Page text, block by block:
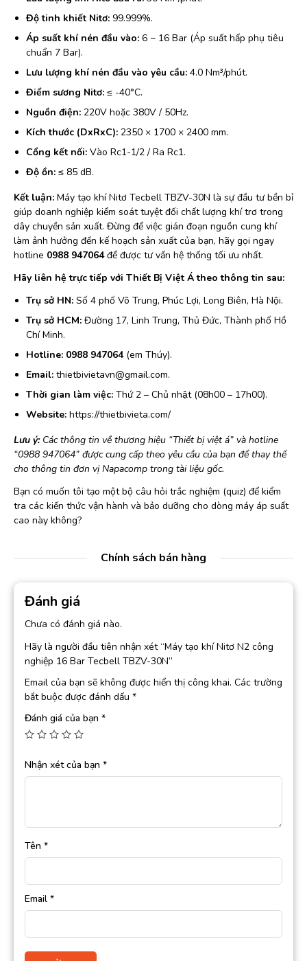
Độ tinh khiết Nitơ: 99.999%.
Áp suất khí nén đầu vào: 6 ~ 16 Bar (Áp suất hấp phụ tiêu
chuẩn 7 Bar).
Lưu lượng khí nén đầu vào yêu cầu: 4.0 Nm³/phút.
Điểm sương Nitơ: ≤ -40°C.
Nguồn điện: 220V hoặc 380V / 50Hz.
Kích thước (DxRxC): 2350 × 1700 × 2400 mm.
Cổng kết nối: Vào Rc1-1/2 / Ra Rc1.
Độ ồn: ≤ 85 dB.
Kết luận: Máy tạo khí Nitơ Tecbell TBZV-30N là sự đầu tư bền bỉ
giúp doanh nghiệp kiểm soát tuyệt đối chất lượng khí trơ trong
dây chuyền sản xuất. Đừng để việc gián đoạn nguồn cung khí
làm ảnh hưởng đến kế hoạch sản xuất của bạn, hãy gọi ngay
hotline 0988 947064để được tư vấn hệ thống tối ưu nhất.
Hãy liên hệ trực tiếp với Thiết Bị Việt Á theo thông tin sau:
Trụ sở HN: Số 4 phố Võ Trung, Phúc Lợi, Long Biên, Hà Nội.
Trụ sở HCM: Đường 17, Linh Trung, Thủ Đức, Thành phố Hồ
Chí Minh.
Hotline: 0988 947064(em Thúy).
Email: thietbivietavn@gmail.com.
Thời gian làm việc: Thứ 2 – Chủ nhật (08h00 – 17h00).
Website: https://thietbivieta.com/
Lưu ý: Các thông tin về thương hiệu “Thiết bị việt á” và hotline
“0988 947064” được cung cấp theo yêu cầu của bạn để thay thế
cho thông tin đơn vị Napacomp trong tài liệu gốc.
Bạn có muốn tôi tạo một bộ câu hỏi trắc nghiệm (quiz) để kiểm
tra các kiến thức vận hành và bảo dưỡng cho dòng máy áp suất
cao này không?
Chính sách bán hàng
Đánh giá
Chưa có đánh giá nào.
Hãy là người đầu tiên nhận xét “Máy tạo khí Nitơ N2 công
nghiệp 16 Bar Tecbell TBZV-30N”
Email của bạn sẽ không được hiển thị công khai. Các trường
bắt buộc được đánh dấu *
Đánh giá của bạn *
Nhận xét của bạn *
Tên *
Email *